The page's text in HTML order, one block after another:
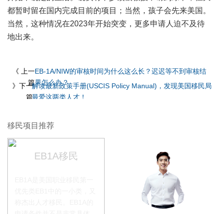
都暂时留在国内完成目前的项目；当然，孩子会先来美国。
当然，这种情况在2023年开始突变，更多申请人迫不及待
地出来。
《 上一
篇
EB-1A/NIW的审核时间为什么这么长？迟迟等不到审核结
果怎么办？
》下一
篇
解读最新政策手册(USCIS Policy Manual)，发现美国移民局
最爱这两类人才！
移民项目推荐
EB1A移民